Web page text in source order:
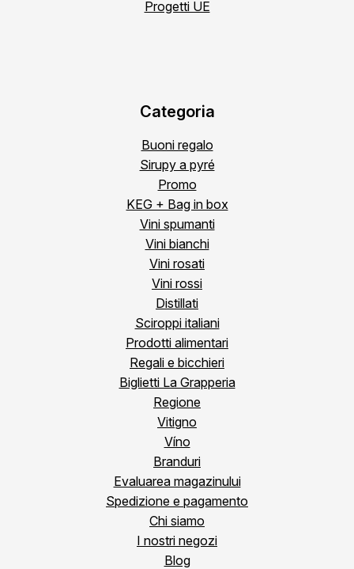
Progetti UE
Categoria
Buoni regalo
Sirupy a pyré
Promo
KEG + Bag in box
Vini spumanti
Vini bianchi
Vini rosati
Vini rossi
Distillati
Sciroppi italiani
Prodotti alimentari
Regali e bicchieri
Biglietti La Grapperia
Regione
Vitigno
Víno
Branduri
Evaluarea magazinului
Spedizione e pagamento
Chi siamo
I nostri negozi
Blog